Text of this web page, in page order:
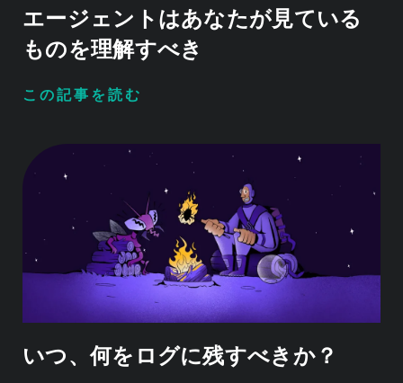
エージェントはあなたが見ている
ものを理解すべき
この記事を読む
いつ、何をログに残すべきか？